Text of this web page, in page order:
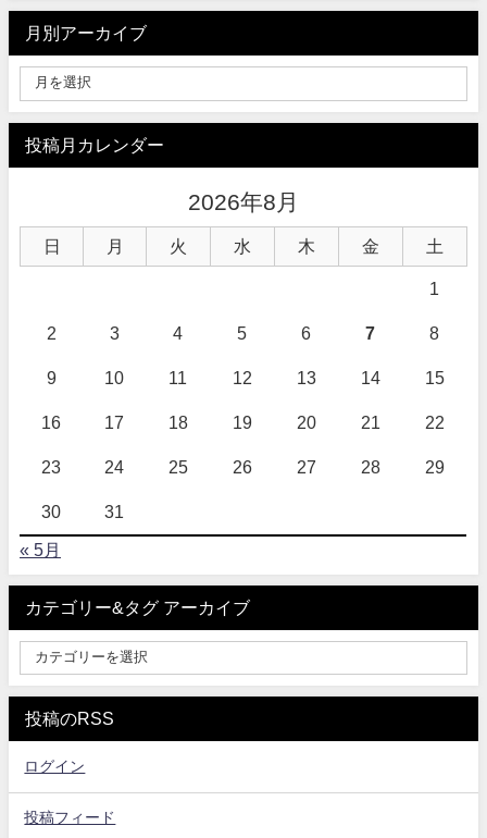
月別アーカイブ
投稿月カレンダー
2026年8月
日 月 火 水 木 金 土
1
2 3 4 5 6 7 8
9 10 11 12 13 14 15
16 17 18 19 20 21 22
23 24 25 26 27 28 29
30 31
« 5月
カテゴリー&タグ アーカイブ
投稿のRSS
ログイン
投稿フィード